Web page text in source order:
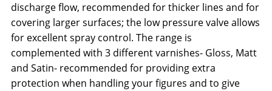
discharge flow, recommended for thicker lines and for
covering larger surfaces; the low pressure valve allows
for excellent spray control. The range is
complemented with 3 different varnishes- Gloss, Matt
and Satin- recommended for providing extra
protection when handling your figures and to give